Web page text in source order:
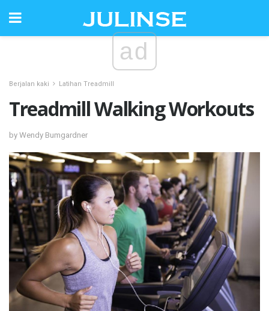
ad
Berjalan kaki Latihan Treadmill
Treadmill Walking Workouts
by Wendy Bumgardner